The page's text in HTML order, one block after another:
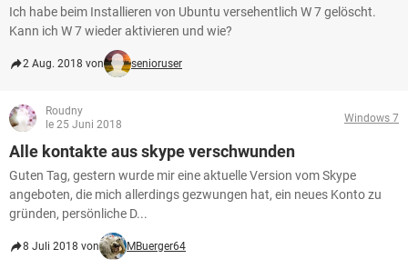
Ich habe beim Installieren von Ubuntu versehentlich W 7 gelöscht.
Kann ich W 7 wieder aktivieren und wie?
2 Aug. 2018 von senioruser
Roudny
le 25 Juni 2018
Windows 7
Alle kontakte aus skype verschwunden
Guten Tag, gestern wurde mir eine aktuelle Version vom Skype
angeboten, die mich allerdings gezwungen hat, ein neues Konto zu
gründen, persönliche D...
8 Juli 2018 von MBuerger64